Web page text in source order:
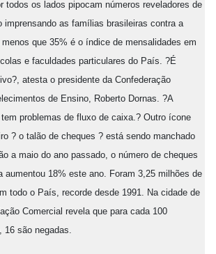
todos os lados pipocam números reveladores de
imprensando as famílias brasileiras contra a
que 35% é o índice de mensalidades em
e faculdades particulares do País. ?É
atesta o presidente da Confederação
de Ensino, Roberto Dornas. ?A
problemas de fluxo de caixa.? Outro ícone
? o talão de cheques ? está sendo manchado
a maio do ano passado, o número de cheques
aumentou 18% este ano. Foram 3,25 milhões de
todo o País, recorde desde 1991. Na cidade de
Comercial revela que para cada 100
16 são negadas.